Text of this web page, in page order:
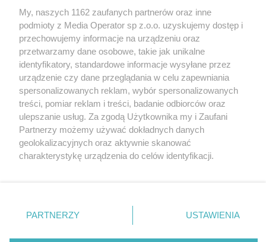
Wydawca mediówlokalnych
Nie zapomnij
zapoznać się z:
polityką prywatności
Twojemiasto
Piekary Śląskie
Chorzów
Tarnowskie Góry
Gliwice
Skontakuj sięz nami
Kontakt
Redakcja
Newsletter
My, naszych 1162 zaufanych partnerów oraz inne
podmioty z Media Operator sp z.o.o. uzyskujemy dostęp i
przechowujemy informacje na urządzeniu oraz
przetwarzamy dane osobowe, takie jak unikalne
identyfikatory, standardowe informacje wysyłane przez
urządzenie czy dane przeglądania w celu zapewniania
spersonalizowanych reklam, wybór spersonalizowanych
treści, pomiar reklam i treści, badanie odbiorców oraz
ulepszanie usług. Za zgodą Użytkownika my i Zaufani
Partnerzy możemy używać dokładnych danych
geolokalizacyjnych oraz aktywnie skanować
charakterystykę urządzenia do celów identyfikacji.
zmienić/wycofać klikając przycisk ustawień prywatności
znajdujący się w lewym dolnym rogu strony
rodzaje przetwarzania danych nie wymagają zgody
PARTNERZY USTAWIENIA